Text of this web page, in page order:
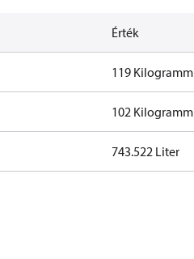
Érték
119 Kilogramm
102 Kilogramm
743.522 Liter